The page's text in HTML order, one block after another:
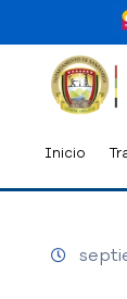
Inicio